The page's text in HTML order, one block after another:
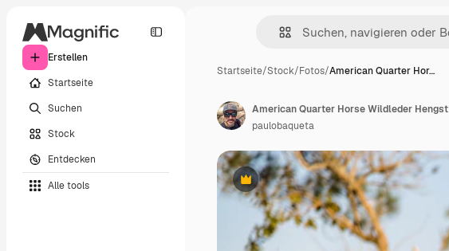
Erstellen
Startseite
Suchen
Stock
Entdecken
Alle tools
Startseite/Stock/Fotos/American Quarter Hor…
Premium
American Quarter Horse Wildleder Hengst
paulobaqueta